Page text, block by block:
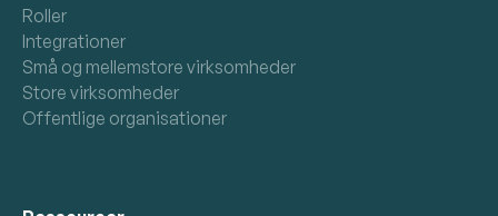
Roller
Integrationer
Små og mellemstore virksomheder
Store virksomheder
Offentlige organisationer